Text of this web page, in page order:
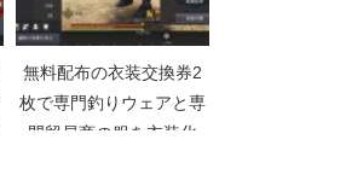
無料配布の衣装交換券2
枚で専門釣りウェアと専
門貿易商の服を衣装化